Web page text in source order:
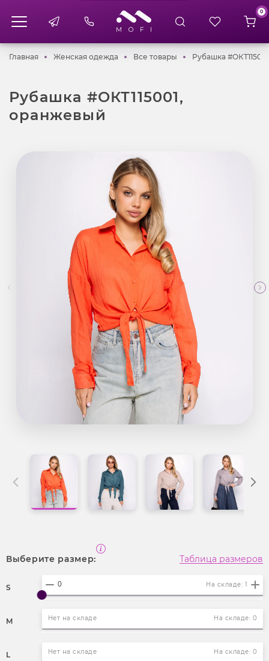
0
ГлавнаяГлавнаяЖенская одежда Женская одежда
Все товары Все товары
Рубашка
Рубашка #ОКТ115001,
оранжевый
Выберите размер: Таблица размеров
S На складе: 1
M Нет на складе На складе: 0
L Нет на складе На складе: 0